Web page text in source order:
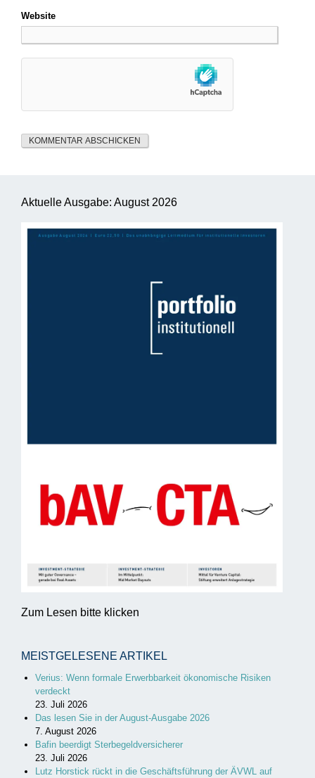
Website
Aktuelle Ausgabe: August 2026
Zum Lesen bitte klicken
MEISTGELESENE ARTIKEL
Verius: Wenn formale Erwerbbarkeit ökonomische Risiken
verdeckt
23. Juli 2026
Das lesen Sie in der August-Ausgabe 2026
7. August 2026
Bafin beerdigt Sterbegeldversicherer
23. Juli 2026
Lutz Horstick rückt in die Geschäftsführung der ÄVWL auf